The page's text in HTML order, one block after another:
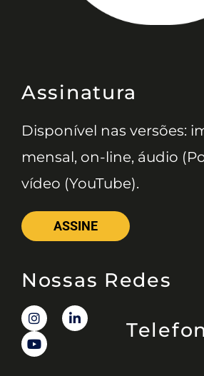
Assinatura
Disponível nas versões:
mensal, on-line, áudio
vídeo (YouTube).
ASSINE
Nossas Redes